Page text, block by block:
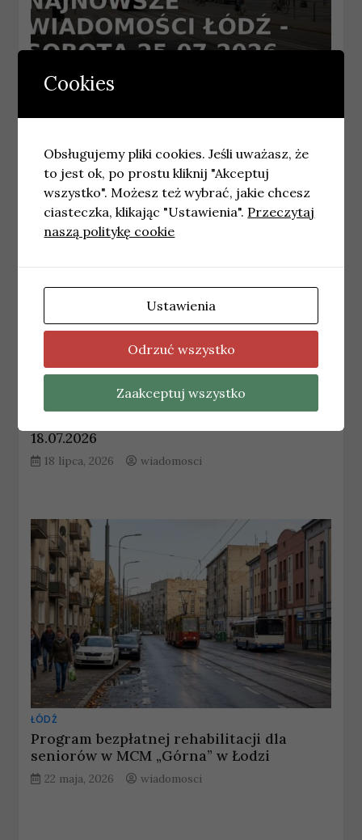
ŁÓDŹ
25.07.2026
18.07.2026
18 lipca, 2026 wiadomosci
ŁÓDŹ
Program bezpłatnej rehabilitacji dla
seniorów w MCM „Górna” w Łodzi
22 maja, 2026 wiadomosci
Cookies
Obsługujemy pliki cookies. Jeśli uważasz, że
to jest ok, po prostu kliknij "Akceptuj
wszystko". Możesz też wybrać, jakie chcesz
ciasteczka, klikając "Ustawienia". Przeczytaj
naszą politykę cookie
Ustawienia
Odrzuć wszystko
Zaakceptuj wszystko